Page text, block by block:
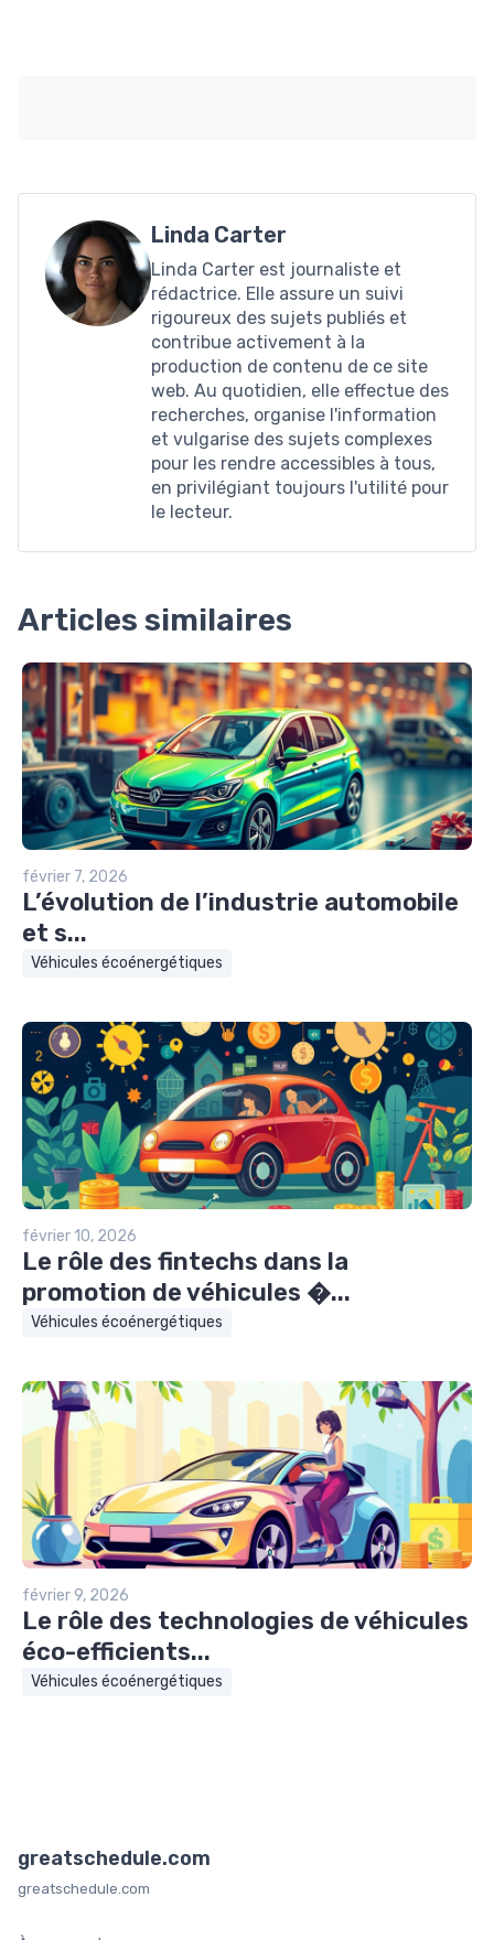
Linda Carter
Linda Carter est journaliste et
rédactrice. Elle assure un suivi
rigoureux des sujets publiés et
contribue activement à la
production de contenu de ce site
web. Au quotidien, elle effectue des
recherches, organise l'information
et vulgarise des sujets complexes
pour les rendre accessibles à tous,
en privilégiant toujours l'utilité pour
le lecteur.
Articles similaires
février 7, 2026
L’évolution de l’industrie automobile
et s...
Véhicules écoénergétiques
février 10, 2026
Le rôle des fintechs dans la
promotion de véhicules �...
Véhicules écoénergétiques
février 9, 2026
Le rôle des technologies de véhicules
éco-efficients...
Véhicules écoénergétiques
greatschedule.com
greatschedule.com